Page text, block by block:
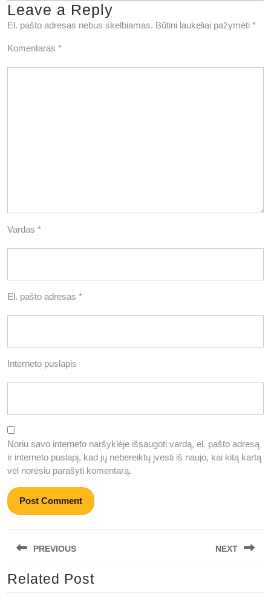
Leave a Reply
El. pašto adresas nebus skelbiamas. Būtini laukeliai pažymėti *
Komentaras *
Vardas *
El. pašto adresas *
Interneto puslapis
Noriu savo interneto naršyklėje išsaugoti vardą, el. pašto adresą
ir interneto puslapį, kad jų nebereiktų įvesti iš naujo, kai kitą kartą
vėl norėsiu parašyti komentarą.
tarp
įrašų
PREVIOUS
Previous
NEXT
Related Post